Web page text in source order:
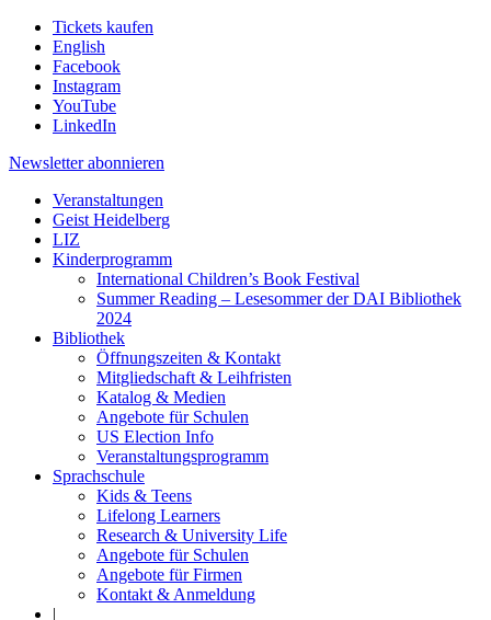
Tickets kaufen
English
Facebook
Instagram
YouTube
LinkedIn
Newsletter abonnieren
Veranstaltungen
Geist Heidelberg
LIZ
Kinderprogramm
International Children’s Book Festival
Summer Reading – Lesesommer der DAI Bibliothek
2024
Bibliothek
Öffnungszeiten & Kontakt
Mitgliedschaft & Leihfristen
Katalog & Medien
Angebote für Schulen
US Election Info
Veranstaltungsprogramm
Sprachschule
Kids & Teens
Lifelong Learners
Research & University Life
Angebote für Schulen
Angebote für Firmen
Kontakt & Anmeldung
|